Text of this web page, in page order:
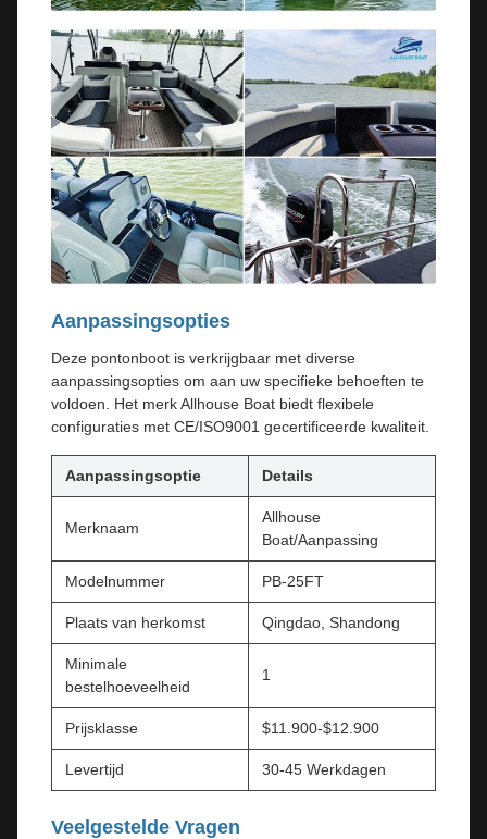
Aanpassingsopties
Deze pontonboot is verkrijgbaar met diverse
aanpassingsopties om aan uw specifieke behoeften te
voldoen. Het merk Allhouse Boat biedt flexibele
configuraties met CE/ISO9001 gecertificeerde kwaliteit.
Aanpassingsoptie Details
Merknaam
Allhouse
Boat/Aanpassing
Modelnummer PB-25FT
Plaats van herkomst Qingdao, Shandong
Minimale
bestelhoeveelheid
1
Prijsklasse $11.900-$12.900
Levertijd 30-45 Werkdagen
Veelgestelde Vragen